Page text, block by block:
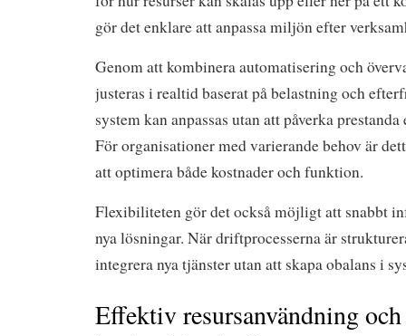
gör det enklare att anpassa miljön efter
Genom att kombinera automatisering och
justeras i realtid baserat på belastning och
system kan anpassas utan att påverka
För organisationer med varierande behov är
att optimera både kostnader och funktion.
Flexibiliteten gör det också möjligt att snabbt
nya lösningar. När driftprocesserna är
integrera nya tjänster utan att skapa obalans i
Effektiv resursanvändning och